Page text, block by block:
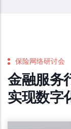
保险网络研讨会
金融服务
实现数字